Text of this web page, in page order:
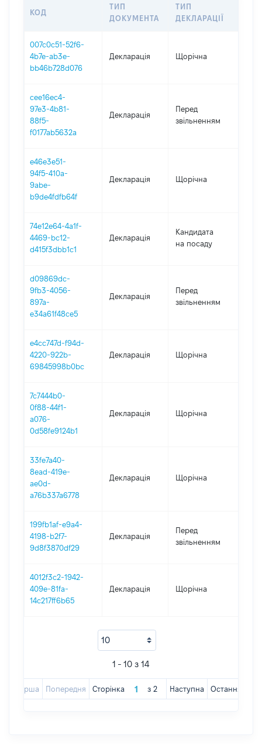
КОД
ТИП
ДОКУМЕНТА
ТИП
ДЕКЛАРАЦІЇ
007c0c51-52f6-
4b7e-ab3e-
bb46b728d076
Декларація Щорічна
cee16ec4-
97e3-4b81-
88f5-
f0177ab5632a
Декларація
Перед
звільненням
e46e3e51-
94f5-410a-
9abe-
b9de4fdfb64f
Декларація Щорічна
74e12e64-4a1f-
4469-bc12-
d415f3dbb1c1
Декларація
Кандидата
на посаду
d09869dc-
9fb3-4056-
897a-
e34a61f48ce5
Декларація
Перед
звільненням
e4cc747d-f94d-
4220-922b-
69845998b0bc
Декларація Щорічна
7c7444b0-
0f88-44f1-
a076-
0d58fe9124b1
Декларація Щорічна
33fe7a40-
8ead-419e-
ae0d-
a76b337a6778
Декларація Щорічна
199fb1af-e9a4-
4198-b2f7-
9d8f3870df29
Декларація
Перед
звільненням
4012f3c2-1942-
409e-81fa-
14c217ff6b65
Декларація Щорічна
1 - 10 з 14
Перша Попередня Сторінка з 2 Наступна Остання